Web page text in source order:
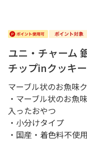
ユニ・チャーム
チップinクッキ
マーブル状のお魚味
・マーブル状のお魚
入ったおやつ
・小分けタイプ
・国産・着色料不使用